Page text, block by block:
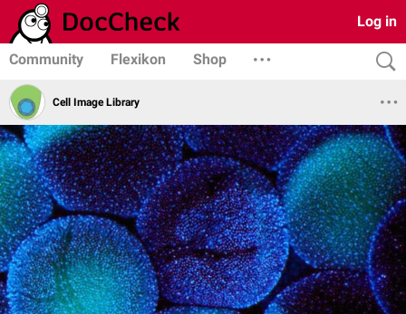
Log in
Community Flexikon Shop
Cell Image Library